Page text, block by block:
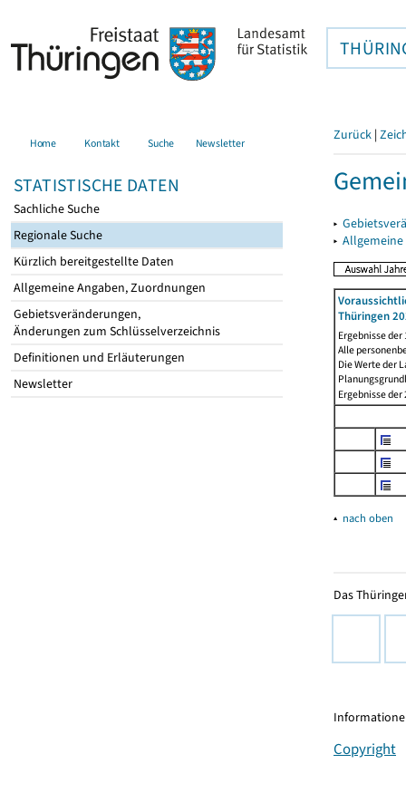
Home Kontakt Suche Newsletter
STATISTISCHE DATEN
Sachliche Suche
Regionale Suche
Kürzlich bereitgestellte Daten
Allgemeine Angaben, Zuordnungen
Gebietsveränderungen,
Änderungen zum Schlüsselverzeichnis
Definitionen und Erläuterungen
Newsletter
Zurück |
▸
▸
Thüringen
Ergebnisse
Alle
Die Werte der
Ergebnisse
▴ nach oben
Das
Copyright